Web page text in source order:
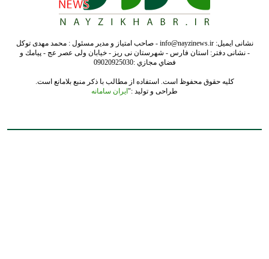
نشانی ایمیل: info@nayzinews.ir - صاحب امتیاز و مدیر مسئول : محمد مهدی توکل
- نشانی دفتر: استان فارس - شهرستان نی ریز - خیابان ولی عصر عج - پيامك و
فضاي مجازي :09020925030
کلیه حقوق محفوظ است. استفاده از مطالب با ذکر منبع بلامانع است.
طراحی و تولید :"ایران سامانه